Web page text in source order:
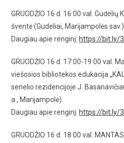
GRUODŽIO 16 d. 16:00 val. Gudelių
šventė (Gudeliai, Marijampolės sav.).
Daugiau apie renginį: https://bit.ly/
GRUODŽIO 16 d. 17:00-19:00 val.
viešosios bibliotekos edukacija
senelio rezidencijoje J.
a., Marijampolė).
Daugiau apie renginį: https://bit.ly/
GRUODŽIO 16 d. 18:00 val.